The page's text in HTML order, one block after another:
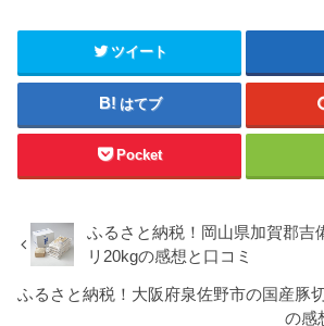
ツイート
はてブ
Pocket
ふるさと納税！岡山県加賀郡吉
リ20kgの感想と口コミ
ふるさと納税！大阪府泉佐野市の国産豚
の感